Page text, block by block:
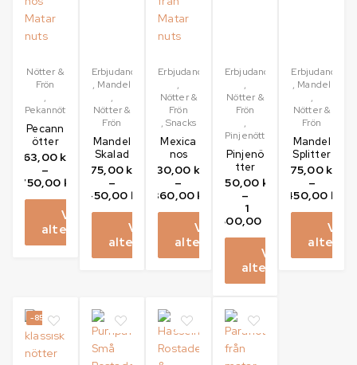
Nötter &
Frön
,
Pekannötter
Pecann
ötter
63,00 kr
–
750,00 kr
Välj
alternativ
Erbjudanden
, Mandel
,
Nötter &
Frön
Mandel
Skalad
75,00 kr
–
450,00 kr
Välj
alternativ
Erbjudanden
,
Nötter &
Frön
,Snacks
Mexica
nos
30,00 kr
–
360,00 kr
Välj
alternativ
Erbjudanden
,
Nötter &
Frön
,
Pinjenötter
Pinjenö
tter
150,00 kr
–
1
800,00
Välj
alternativ
Erbjudanden
, Mandel
,
Nötter &
Frön
Mandel
Splitter
75,00 kr
–
450,00 kr
Välj
-85%